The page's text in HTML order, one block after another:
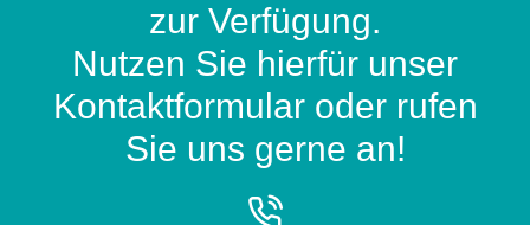
zur Verfügung.
Nutzen Sie hierfür unser
Kontaktformular oder rufen
Sie uns gerne an!